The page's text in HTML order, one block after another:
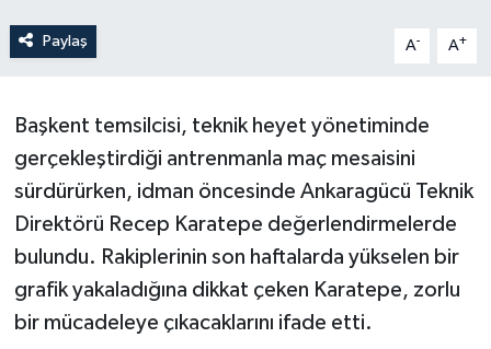
Paylaş A- A+
Başkent temsilcisi, teknik heyet yönetiminde
gerçekleştirdiği antrenmanla maç mesaisini
sürdürürken, idman öncesinde Ankaragücü Teknik
Direktörü Recep Karatepe değerlendirmelerde
bulundu. Rakiplerinin son haftalarda yükselen bir
grafik yakaladığına dikkat çeken Karatepe, zorlu
bir mücadeleye çıkacaklarını ifade etti.